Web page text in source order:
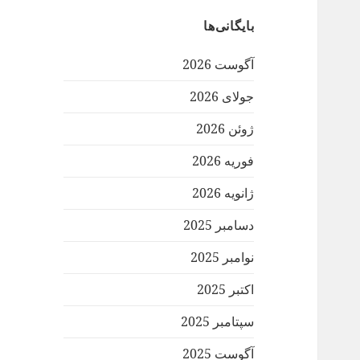
بایگانی‌ها
آگوست 2026
جولای 2026
ژوئن 2026
فوریه 2026
ژانویه 2026
دسامبر 2025
نوامبر 2025
اکتبر 2025
سپتامبر 2025
آگوست 2025